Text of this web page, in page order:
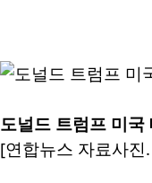
도널드 트럼프 미국
[연합뉴스 자료사